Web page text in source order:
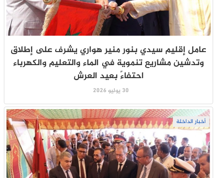
عامل إقليم سيدي بنور منير هواري يشرف على إطلاق
وتدشين مشاريع تنموية في الماء والتعليم والكهرباء
احتفاءً بعيد العرش
30 يوليو 2026
أخبار الداخلة